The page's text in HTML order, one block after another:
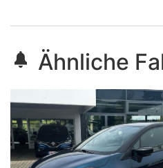
Ähnliche